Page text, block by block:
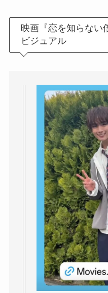
映画『恋を知らない
ビジュアル